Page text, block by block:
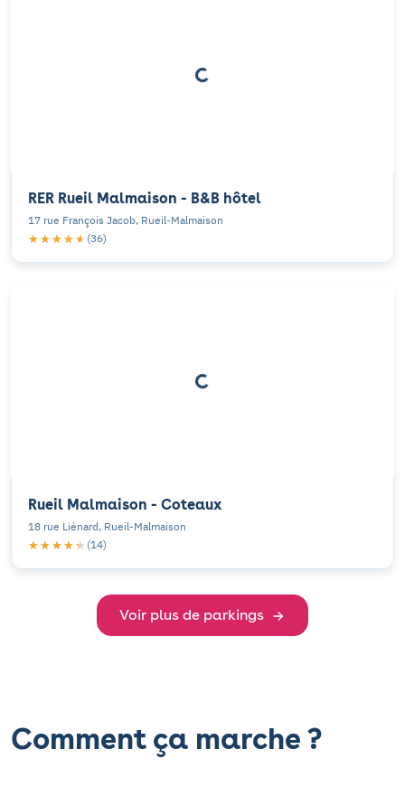
RER Rueil Malmaison - B&B hôtel
17 rue François Jacob, Rueil-Malmaison
★★★★★
★★★★★ (36)
Rueil Malmaison - Coteaux
18 rue Liénard, Rueil-Malmaison
★★★★★
★★★★★ (14)
Voir plus de parkings
Comment ça marche ?